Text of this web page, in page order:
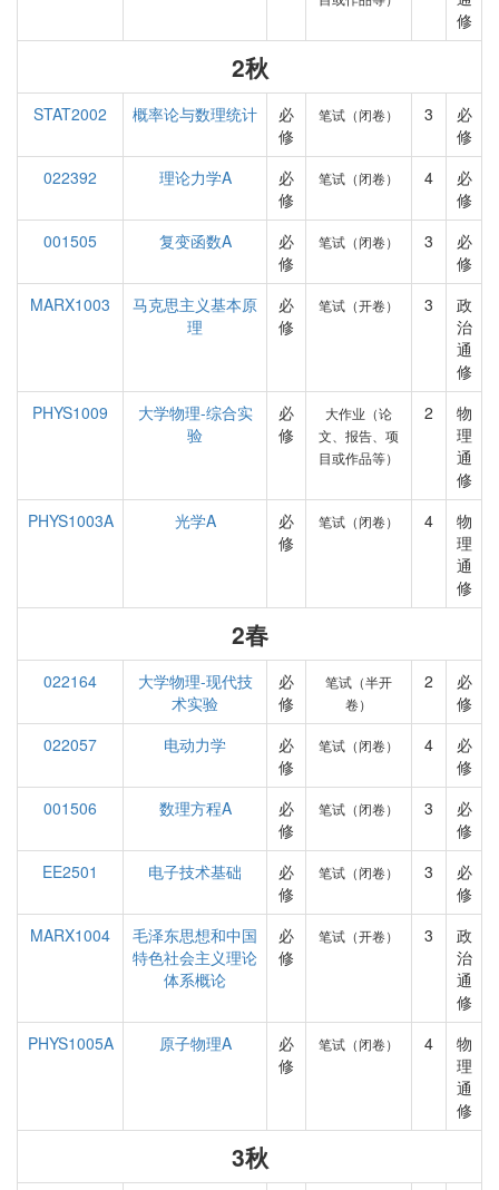
修
2秋
STAT2002 概率论与数理统计
必
修
笔试（闭卷） 3
必
修
022392
理论力学A
必
修
笔试（闭卷） 4
必
修
001505
复变函数A
必
修
笔试（闭卷） 3
必
修
MARX1003
马克思主义基本原
理
必
修
笔试（开卷） 3
政
治
通
修
PHYS1009
大学物理-综合实
验
必
修
大作业（论
文、报告、项
目或作品等）
2
物
理
通
修
PHYS1003A
光学A
必
修
笔试（闭卷） 4
物
理
通
修
2春
022164
大学物理-现代技
术实验
必
修
笔试（半开
卷）
2
必
修
022057
电动力学
必
修
笔试（闭卷） 4
必
修
001506
数理方程A
必
修
笔试（闭卷） 3
必
修
EE2501
电子技术基础
必
修
笔试（闭卷） 3
必
修
MARX1004
毛泽东思想和中国
特色社会主义理论
体系概论
必
修
笔试（开卷） 3
政
治
通
修
PHYS1005A
原子物理A
必
修
笔试（闭卷） 4
物
理
通
修
3秋